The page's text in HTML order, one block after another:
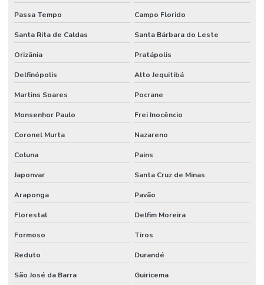
Passa Tempo Campo Florido
Santa Rita de Caldas Santa Bárbara do Leste
Orizânia Pratápolis
Delfinópolis Alto Jequitibá
Martins Soares Pocrane
Monsenhor Paulo Frei Inocêncio
Coronel Murta Nazareno
Coluna Pains
Japonvar Santa Cruz de Minas
Araponga Pavão
Florestal Delfim Moreira
Formoso Tiros
Reduto Durandé
São José da Barra Guiricema